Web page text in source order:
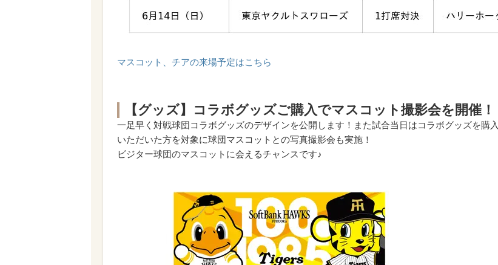
マスコット、チアの来場予定はこちら
【グッズ】コラボグッズご購入でマスコット撮影会を開催！
一足早く対戦球団コラボグッズのデザインを公開します！また試合当日はコラボグッズを購入
いただいた方を対象に球団マスコットとの写真撮影会も実施！
ビジター球団のマスコットに会えるチャンスです♪